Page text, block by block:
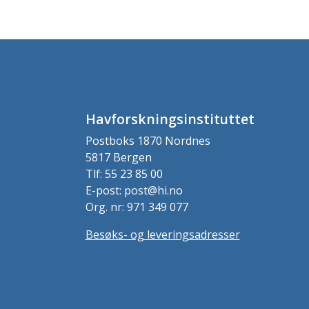
Havforskningsinstituttet
Postboks 1870 Nordnes
5817 Bergen
Tlf: 55 23 85 00
E-post: post@hi.no
Org. nr: 971 349 077
Besøks- og leveringsadresser